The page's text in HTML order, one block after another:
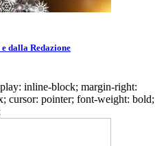
dalla Redazione
inline-block; margin-right:
cursor: pointer; font-weight: bold;